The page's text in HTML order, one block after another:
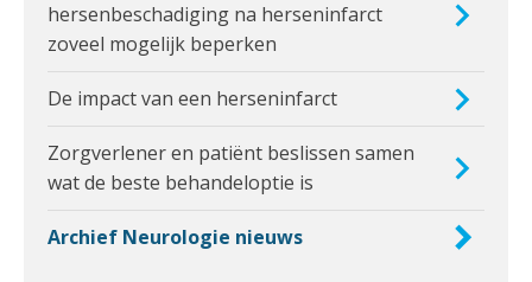
hersenbeschadiging na herseninfarct
zoveel mogelijk beperken
De impact van een herseninfarct
Zorgverlener en patiënt beslissen samen
wat de beste behandeloptie is
Archief Neurologie nieuws